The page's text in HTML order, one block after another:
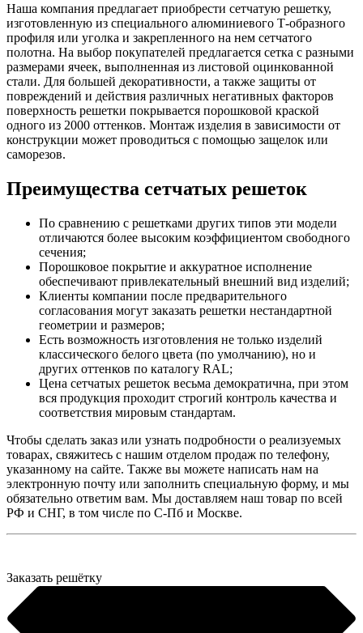
Наша компания предлагает приобрести сетчатую решетку,
изготовленную из специального алюминиевого Т-образного
профиля или уголка и закрепленного на нем сетчатого
полотна. На выбор покупателей предлагается сетка с разными
размерами ячеек, выполненная из листовой оцинкованной
стали. Для большей декоративности, а также защиты от
повреждений и действия различных негативных факторов
поверхность решетки покрывается порошковой краской
одного из 2000 оттенков. Монтаж изделия в зависимости от
конструкции может проводиться с помощью защелок или
саморезов.
Преимущества сетчатых решеток
По сравнению с решетками других типов эти модели
отличаются более высоким коэффициентом свободного
сечения;
Порошковое покрытие и аккуратное исполнение
обеспечивают привлекательный внешний вид изделий;
Клиенты компании после предварительного
согласования могут заказать решетки нестандартной
геометрии и размеров;
Есть возможность изготовления не только изделий
классического белого цвета (по умолчанию), но и
других оттенков по каталогу RAL;
Цена сетчатых решеток весьма демократична, при этом
вся продукция проходит строгий контроль качества и
соответствия мировым стандартам.
Чтобы сделать заказ или узнать подробности о реализуемых
товарах, свяжитесь с нашим отделом продаж по телефону,
указанному на сайте. Также вы можете написать нам на
электронную почту или заполнить специальную форму, и мы
обязательно ответим вам. Мы доставляем наш товар по всей
РФ и СНГ, в том числе по С-Пб и Москве.
Заказать решётку